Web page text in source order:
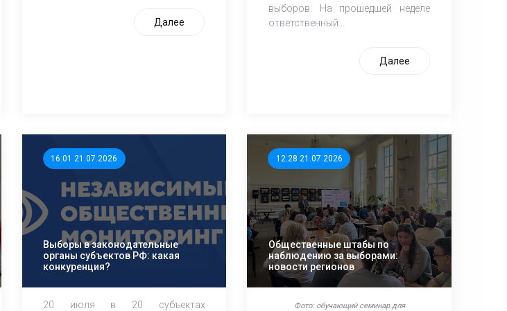
Далее
выборов. На прошедшей неделе
ответственный...
Далее
16:01 21.07.2026
Выборы в законодательные
органы субъектов РФ: какая
конкуренция?
20 июля в 20 субъектах
12:28 21.07.2026
Общественные штабы по
наблюдению за выборами:
новости регионов
Фото: обучающий семинар для